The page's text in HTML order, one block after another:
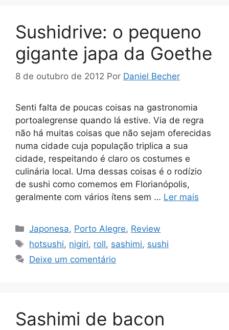
Sushidrive: o pequeno
gigante japa da Goethe
8 de outubro de 2012 Por Daniel Becher
Senti falta de poucas coisas na gastronomia
portoalegrense quando lá estive. Via de regra
não há muitas coisas que não sejam oferecidas
numa cidade cuja população triplica a sua
cidade, respeitando é claro os costumes e
culinária local. Uma dessas coisas é o rodízio
de sushi como comemos em Florianópolis,
geralmente com vários ítens sem … Ler mais
Categorias
Japonesa, Porto Alegre, Review
Tags
hotsushi, nigiri, roll, sashimi, sushi
Deixe um comentário
Sashimi de bacon